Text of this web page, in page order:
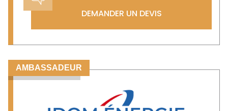
DEMANDER UN DEVIS
AMBASSADEUR